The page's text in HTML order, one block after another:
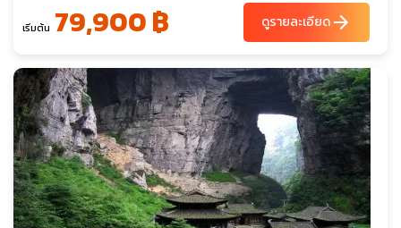
เริ่มต้น 79,900 ฿ ดูรายละเอียดarrow_forward